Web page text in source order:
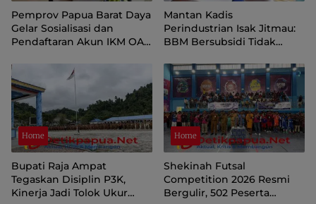
Pemprov Papua Barat Daya
Gelar Sosialisasi dan
Pendaftaran Akun IKM OAP
Mantan Kadis
Perindustrian Isak Jitmau:
BBM Bersubsidi Tidak
Distribusi Perlu Diperkuat
Home
Bupati Raja Ampat
Tegaskan Disiplin P3K,
Kinerja Jadi Tolok Ukur
Home
Shekinah Futsal
Competition 2026 Resmi
Bergulir, 502 Peserta